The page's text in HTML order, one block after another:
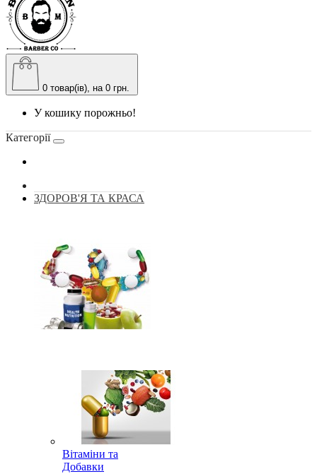
0 товар(ів), на 0 грн.
У кошику порожньо!
Категорії
ЗДОРОВ'Я ТА КРАСА
Вітаміни та
Добавки